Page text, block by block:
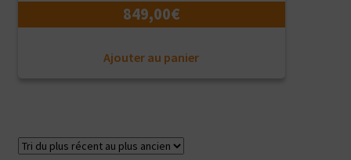
849,00€
Ajouter au panier